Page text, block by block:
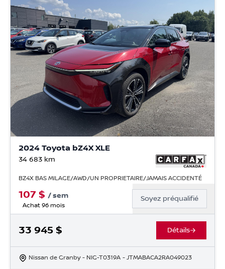
2024 Toyota bZ4X XLE
34 683 km
BZ4X BAS MILAGE/AWD/UN PROPRIETAIRE/JAMAIS ACCIDENTÉ
107 $ /sem
Achat 96 mois
Soyez préqualifié
33 945 $ Détails
Nissan de Granby - NIG-T0319A - JTMABACA2RA049023